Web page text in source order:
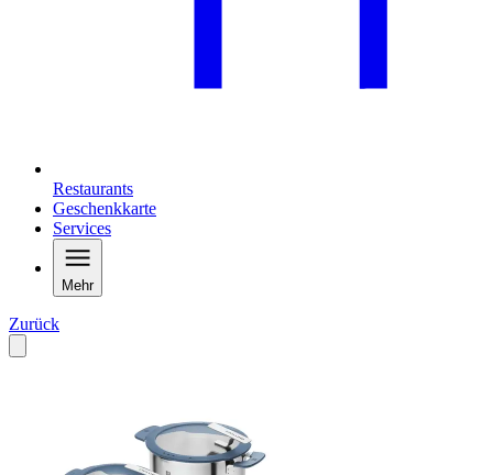
Restaurants
Geschenkkarte
Services
Mehr
Zurück